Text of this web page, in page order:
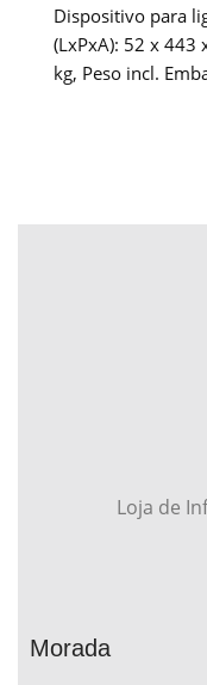
Dispositivo para
(LxPxA): 52 x 443
kg, Peso incl.
Loja de
Morada